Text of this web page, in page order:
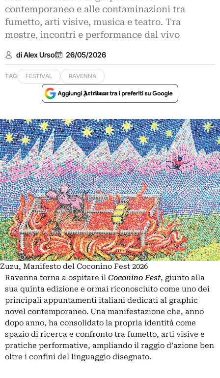
contemporaneo e alle contaminazioni tra
fumetto, arti visive, musica e teatro. Tra
mostre, incontri e performance dal vivo
di Alex Urso 26/05/2026
TAG FESTIVAL RAVENNA
Zuzu, Manifesto del Coconino Fest 2026
Ravenna torna a ospitare il Coconino Fest, giunto alla
sua quinta edizione e ormai riconosciuto come uno dei
principali appuntamenti italiani dedicati al graphic
novel contemporaneo. Una manifestazione che, anno
dopo anno, ha consolidato la propria identità come
spazio di ricerca e confronto tra fumetto, arti visive e
pratiche performative, ampliando il raggio d’azione ben
oltre i confini del linguaggio disegnato.